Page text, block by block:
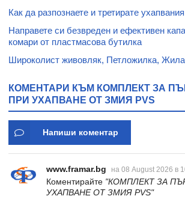
Как да разпознаете и третирате
Направете си безвреден и ефективен
комари от пластмасова бутилка
Широколист живовляк, Петложилка,
КОМЕНТАРИ КЪМ КОМПЛЕКТ ЗА
ПРИ УХАПВАНЕ ОТ ЗМИЯ PVS
Напиши коментар
www.framar.bg на 08 August 2026 в
Коментирайте "КОМПЛЕКТ ЗА
УХАПВАНЕ ОТ ЗМИЯ PVS"